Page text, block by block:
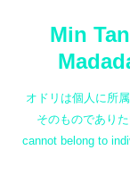
キ
ッ
Min
オドリは個人に所
そのものであり
cannot belong to